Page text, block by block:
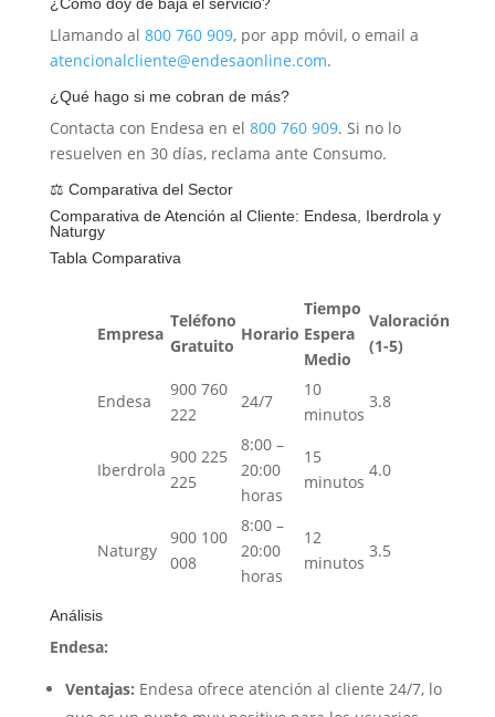
Llamando al 800 760 909, por app móvil, o email a
atencionalcliente@endesaonline.com.
¿Qué hago si me cobran de más?
Contacta con Endesa en el 800 760 909. Si no lo
resuelven en 30 días, reclama ante Consumo.
⚖️ Comparativa del Sector
Comparativa de Atención al Cliente: Endesa, Iberdrola y
Naturgy
Tabla Comparativa
Empresa
Teléfono
Gratuito
Horario
Tiempo
Espera
Medio
Valoración
(1-5)
Endesa
900 760
222
24/7
10
minutos
3.8
Iberdrola
900 225
225
8:00 –
20:00
horas
15
minutos
4.0
Naturgy
900 100
008
8:00 –
20:00
horas
12
minutos
3.5
Análisis
Endesa:
Ventajas: Endesa ofrece atención al cliente 24/7, lo